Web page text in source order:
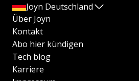
Joyn Deutschland
Über Joyn
Kontakt
Abo hier kündigen
Tech blog
Karriere